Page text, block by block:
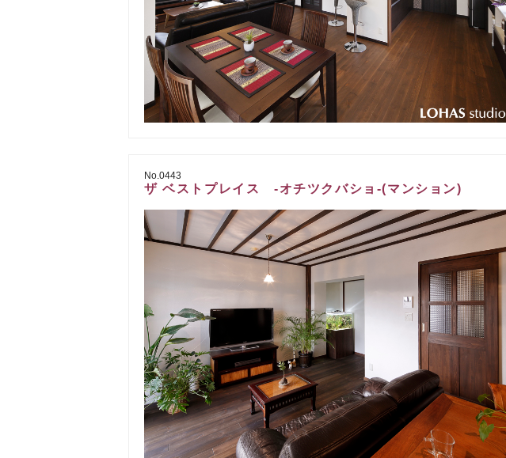
No.0443
ザ ベストプレイス -オチツクバショ-(マンション)